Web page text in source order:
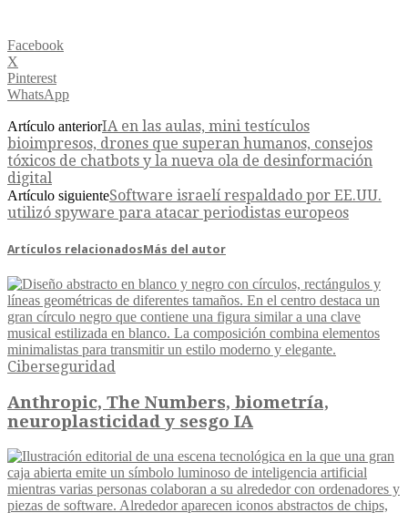
Facebook
X
Pinterest
WhatsApp
Artículo anteriorIA en las aulas, mini testículos
bioimpresos, drones que superan humanos, consejos
tóxicos de chatbots y la nueva ola de desinformación
digital
Artículo siguienteSoftware israelí respaldado por EE.UU.
utilizó spyware para atacar periodistas europeos
Artículos relacionadosMás del autor
Ciberseguridad
Anthropic, The Numbers, biometría,
neuroplasticidad y sesgo IA